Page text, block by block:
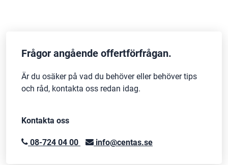
Frågor angående offertförfrågan.
Är du osäker på vad du behöver eller behöver tips
och råd, kontakta oss redan idag.
Kontakta oss
08-724 04 00 info@centas.se